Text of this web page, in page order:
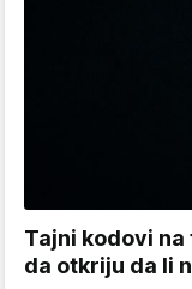
Tajni kodovi
da otkriju da li